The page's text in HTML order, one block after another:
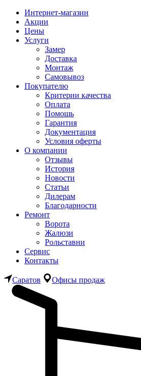
Интернет-магазин
Акции
Цены
Услуги
Замер
Доставка
Монтаж
Самовывоз
Покупателю
Критерии качества
Оплата
Помощь
Гарантия
Документация
Условия оферты
О компании
Отзывы
История
Новости
Статьи
Дилерам
Благодарности
Ремонт
Ворота
Жалюзи
Рольставни
Сервис
Контакты
Саратов Офисы продаж